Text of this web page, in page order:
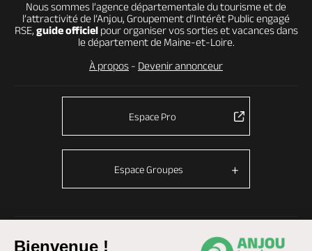
Bienvenue !
Nous sommes l’agence départementale du tourisme et de
l’attractivité de l’Anjou, Groupement d’Intérêt Public engagé
RSE, guide officielpour organiser vos sorties et vacances dans
le département de Maine-et-Loire.
À propos - Devenir annonceur
Espace Pro
Espace Groupes